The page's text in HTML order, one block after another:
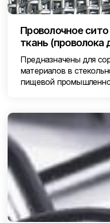
Проволочное
ткань (проволока
Предназначены для
материалов в
пищевой